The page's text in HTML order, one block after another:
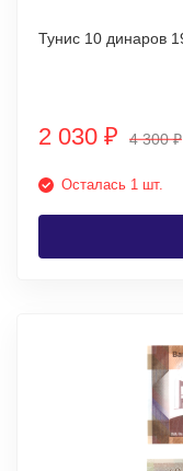
2 030 ₽ 4 300₽
Осталась 1 шт.